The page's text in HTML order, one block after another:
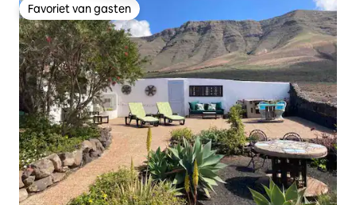
Favoriet van gasten
Favoriet van gasten